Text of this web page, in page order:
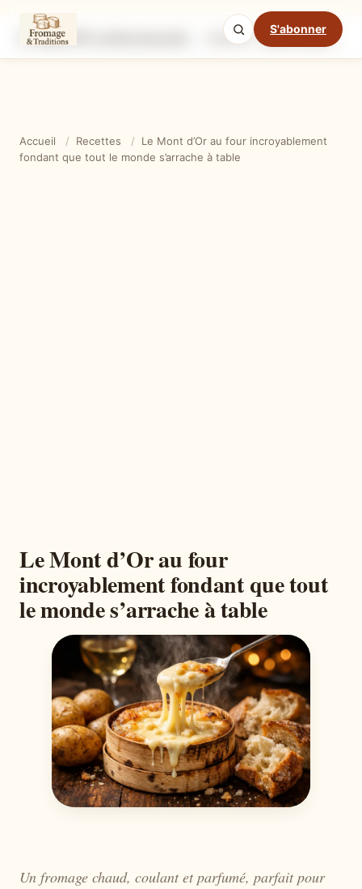
S'abonner
Ingrédients Étapes
Mode cuisine
Accueil / Recettes /
Le Mont d’Or au four incroyablement
fondant que tout le monde s’arrache à table
Le Mont d’Or au four
incroyablement fondant que tout
le monde s’arrache à table
Un fromage chaud, coulant et parfumé, parfait pour